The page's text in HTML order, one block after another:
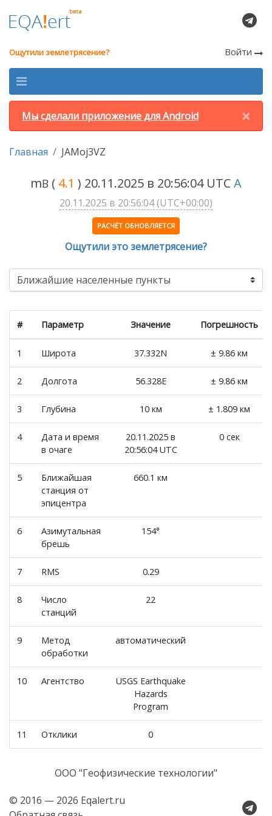
Ощутили землетрясение? Войти
×
Мы сделали приложение для Android
Главная JAMoj3VZ
mB ( 4.1 ) 20.11.2025 в 20:56:04 UTCA
20.11.2025 в 20:56:04 (UTC+00:00)
РАСЧЁТ ОБНОВЛЯЕТСЯ
Ощутили это землетрясение?
# Параметр Значение Погрешность
1 Широта 37.332N ± 9.86 км
2 Долгота 56.328E ± 9.86 км
3 Глубина 10 км ± 1.809 км
4
Дата и время
в очаге
20.11.2025 в
20:56:04 UTC
0 сек
5
Ближайшая
станция от
эпицентра
660.1 км
6
Азимутальная
брешь
154°
7 RMS 0.29
8
Число
станций
22
9
Метод
обработки
автоматический
10 Агентство
USGS Earthquake
Hazards
Program
11 Отклики 0
© 2016 — 2026 Eqalert.ru
ООО "Геофизические технологии"